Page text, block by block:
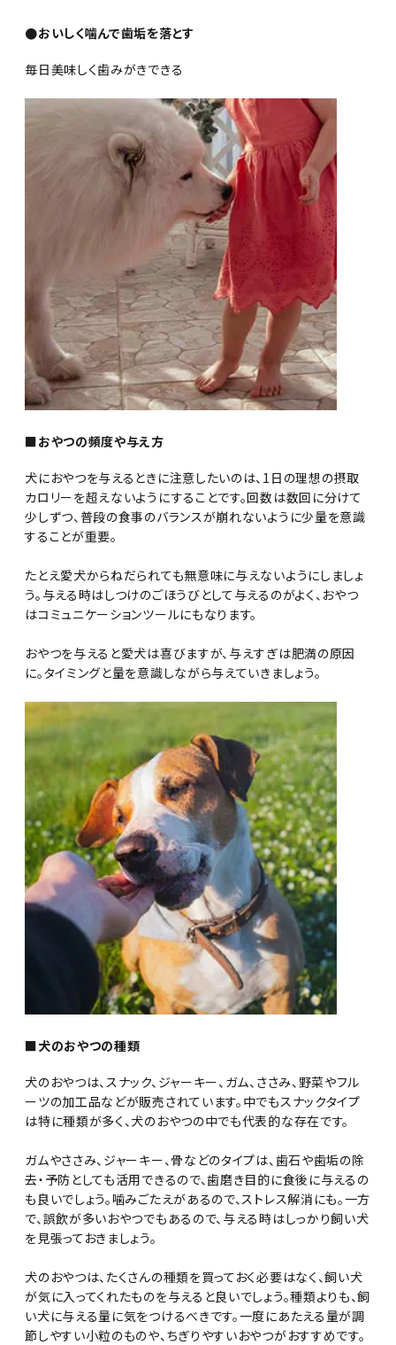
●おいしく噛んで歯垢を落とす
毎日美味しく歯みがきできる
■おやつの頻度や与え方
犬におやつを与えるときに注意したいのは、1日の理想の摂取
カロリーを超えないようにすることです。回数は数回に分けて
少しずつ、普段の食事のバランスが崩れないように少量を意識
することが重要。
たとえ愛犬からねだられても無意味に与えないようにしましょ
う。与える時はしつけのごほうびとして与えるのがよく、おやつ
はコミュニケーションツールにもなります。
おやつを与えると愛犬は喜びますが、与えすぎは肥満の原因
に。タイミングと量を意識しながら与えていきましょう。
■犬のおやつの種類
犬のおやつは、スナック、ジャーキー、ガム、ささみ、野菜やフル
ーツの加工品などが販売されています。中でもスナックタイプ
は特に種類が多く、犬のおやつの中でも代表的な存在です。
ガムやささみ、ジャーキー、骨などのタイプは、歯石や歯垢の除
去・予防としても活用できるので、歯磨き目的に食後に与えるの
も良いでしょう。噛みごたえがあるので、ストレス解消にも。一方
で、誤飲が多いおやつでもあるので、与える時はしっかり飼い犬
を見張っておきましょう。
犬のおやつは、たくさんの種類を買っておく必要はなく、飼い犬
が気に入ってくれたものを与えると良いでしょう。種類よりも、飼
い犬に与える量に気をつけるべきです。一度にあたえる量が調
節しやすい小粒のものや、ちぎりやすいおやつがおすすめです。